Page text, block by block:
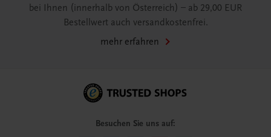
bei Ihnen (innerhalb von Österreich) – ab 29,00 EUR
Bestellwert auch versandkostenfrei.
mehr erfahren
Besuchen Sie uns auf: